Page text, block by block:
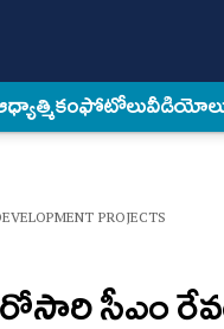
ఫోటోలు
PROJECTS
సీఎం